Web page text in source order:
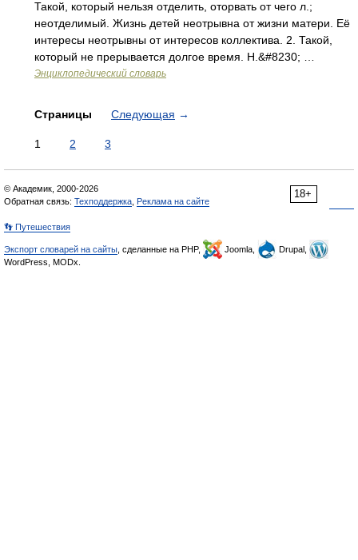
Такой, который нельзя отделить, оторвать от чего л.;
неотделимый. Жизнь детей неотрывна от жизни матери. Её
интересы неотрывны от интересов коллектива. 2. Такой,
который не прерывается долгое время. Н.&#8230; …
Энциклопедический словарь
Страницы Следующая →
1 2 3
18+
© Академик, 2000-2026
Обратная связь: Техподдержка Реклама на сайте
👣 Путешествия
Экспорт словарей на сайты , сделанные на PHP, Joomla,
Drupal,
WordPress, MODx.